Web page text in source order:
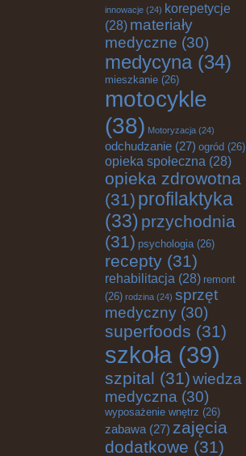
innowacje (24) korepetycje
(28) materiały
medyczne (30)
medycyna(34)
mieszkanie (26)
motocykle
(38) Motoryzacja (24)
odchudzanie (27) ogród (26)
opieka społeczna (28)
opieka zdrowotna
(31) profilaktyka
(33) przychodnia
(31) psychologia(26)
recepty (31)
rehabilitacja (28) remont
(26) rodzina (24) sprzęt
medyczny (30)
superfoods (31)
szkoła (39)
szpital (31)wiedza
medyczna (30)
wyposażenie wnętrz (26)
zabawa (27) zajęcia
dodatkowe (31)